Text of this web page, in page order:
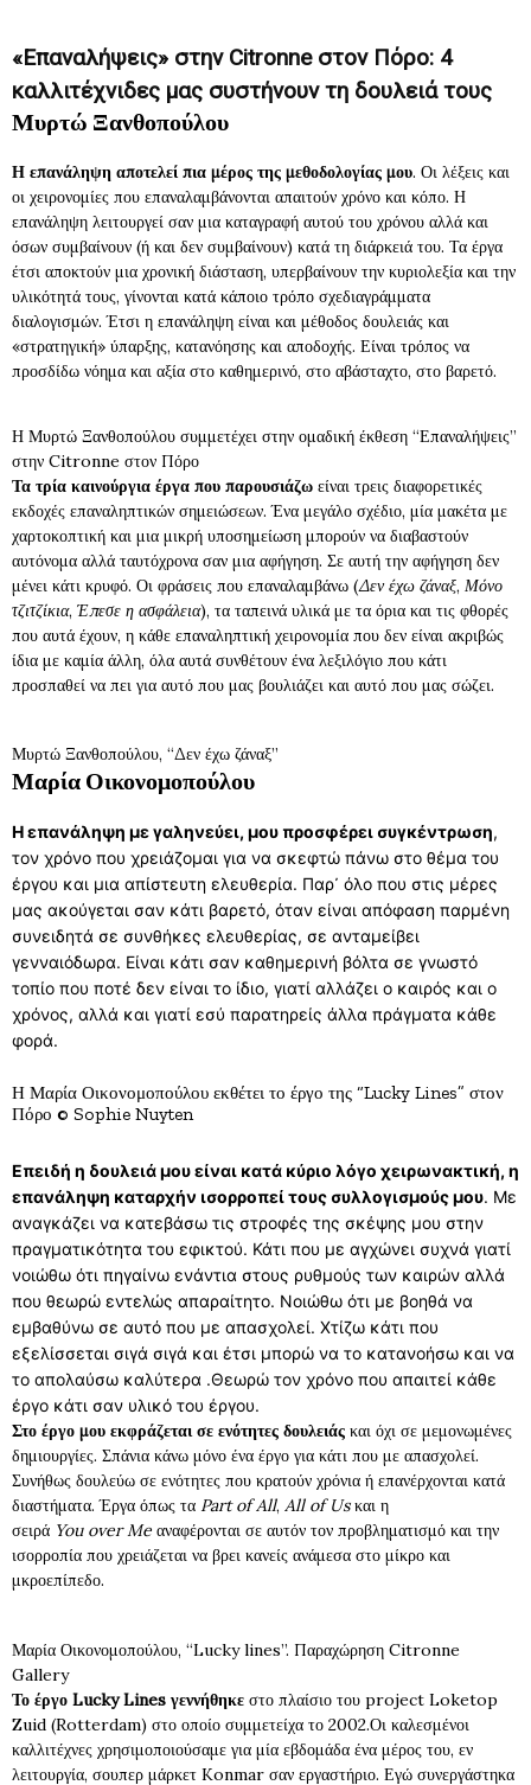
«Επαναλήψεις» στην Citronneστον Πόρο: 4
καλλιτέχνιδες μας συστήνουν τη δουλειά τους
Μυρτώ Ξανθοπούλου
Η επανάληψη αποτελεί πια μέρος της μεθοδολογίας μου. Οι λέξεις και
οι χειρονομίες που επαναλαμβάνονται απαιτούν χρόνο και κόπο. Η
επανάληψη λειτουργεί σαν μια καταγραφή αυτού του χρόνου αλλά και
όσων συμβαίνουν (ή και δεν συμβαίνουν) κατά τη διάρκειά του. Τα έργα
έτσι αποκτούν μια χρονική διάσταση, υπερβαίνουν την κυριολεξία και την
υλικότητά τους, γίνονται κατά κάποιο τρόπο σχεδιαγράμματα
διαλογισμών. Έτσι η επανάληψη είναι και μέθοδος δουλειάς και
«στρατηγική» ύπαρξης, κατανόησης και αποδοχής. Είναι τρόπος να
προσδίδω νόημα και αξία στο καθημερινό, στο αβάσταχτο, στο βαρετό.
Η Μυρτώ Ξανθοπούλου συμμετέχει στην ομαδική έκθεση “Επαναλήψεις”
στην Citronne στον Πόρο
Τα τρία καινούργια έργα που παρουσιάζω είναι τρεις διαφορετικές
εκδοχές επαναληπτικών σημειώσεων. Ένα μεγάλο σχέδιο, μία μακέτα με
χαρτοκοπτική και μια μικρή υποσημείωση μπορούν να διαβαστούν
αυτόνομα αλλά ταυτόχρονα σαν μια αφήγηση. Σε αυτή την αφήγηση δεν
μένει κάτι κρυφό. Οι φράσεις που επαναλαμβάνω (Δεν έχω ζάναξ, Μόνο
τζιτζίκια, Έπεσε η ασφάλεια), τα ταπεινά υλικά με τα όρια και τις φθορές
που αυτά έχουν, η κάθε επαναληπτική χειρονομία που δεν είναι ακριβώς
ίδια με καμία άλλη, όλα αυτά συνθέτουν ένα λεξιλόγιο που κάτι
προσπαθεί να πει για αυτό που μας βουλιάζει και αυτό που μας σώζει.
Μυρτώ Ξανθοπούλου, “Δεν έχω ζάναξ”
Μαρία Οικονομοπούλου
Η επανάληψη με γαληνεύει, μου προσφέρει συγκέντρωση,
τον χρόνο που χρειάζομαι για να σκεφτώ πάνω στο θέμα του
έργου και μια απίστευτη ελευθερία. Παρ᾽ όλο που στις μέρες
μας ακούγεται σαν κάτι βαρετό, όταν είναι απόφαση παρμένη
συνειδητά σε συνθήκες ελευθερίας, σε ανταμείβει
γενναιόδωρα. Είναι κάτι σαν καθημερινή βόλτα σε γνωστό
τοπίο που ποτέ δεν είναι το ίδιο, γιατί αλλάζει ο καιρός και ο
χρόνος, αλλά και γιατί εσύ παρατηρείς άλλα πράγματα κάθε
φορά.
Η Μαρία Οικονομοπούλου εκθέτει το έργο της “Lucky Lines” στον
Πόρο © Sophie Nuyten
Επειδή η δουλειά μου είναι κατά κύριο λόγο χειρωνακτική, η
επανάληψη καταρχήν ισορροπεί τους συλλογισμούς μου. Με
αναγκάζει να κατεβάσω τις στροφές της σκέψης μου στην
πραγματικότητα του εφικτού. Κάτι που με αγχώνει συχνά γιατί
νοιώθω ότι πηγαίνω ενάντια στους ρυθμούς των καιρών αλλά
που θεωρώ εντελώς απαραίτητο. Νοιώθω ότι με βοηθά να
εμβαθύνω σε αυτό που με απασχολεί. Χτίζω κάτι που
εξελίσσεται σιγά σιγά και έτσι μπορώ να το κατανοήσω και να
το απολαύσω καλύτερα .Θεωρώ τον χρόνο που απαιτεί κάθε
έργο κάτι σαν υλικό του έργου.
Στο έργο μου εκφράζεται σε ενότητες δουλειάς και όχι σε μεμονωμένες
δημιουργίες. Σπάνια κάνω μόνο ένα έργο για κάτι που με απασχολεί.
Συνήθως δουλεύω σε ενότητες που κρατούν χρόνια ή επανέρχονται κατά
διαστήματα. Έργα όπως τα Part of All, All of Usκαι η
σειρά You over Me αναφέρονται σε αυτόν τον προβληματισμό και την
ισορροπία που χρειάζεται να βρει κανείς ανάμεσα στο μίκρο και
μκροεπίπεδο.
Μαρία Οικονομοπούλου, “Lucky lines”. Παραχώρηση Citronne
Gallery
Το έργο Lucky Lines γεννήθηκε στο πλαίσιο του project Loketop
Zuid (Rotterdam) στο οποίο συμμετείχα το 2002.Οι καλεσμένοι
καλλιτέχνες χρησιμοποιούσαμε για μία εβδομάδα ένα μέρος του, εν
λειτουργία, σουπερ μάρκετ Konmar σαν εργαστήριο. Εγώ συνεργάστηκα